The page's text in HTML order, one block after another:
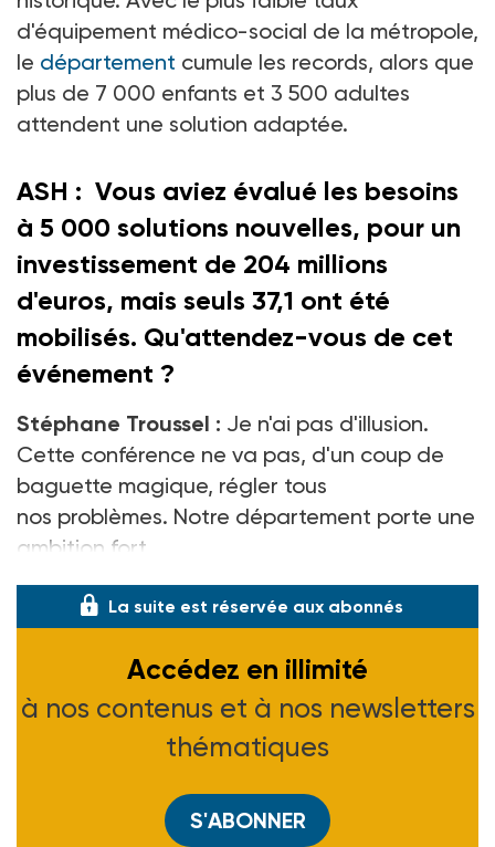
d'équipement médico-social de la métropole,
le département cumule les records, alors que
plus de 7 000 enfants et 3 500 adultes
attendent une solution adaptée.
ASH : Vous aviez évalué les besoins
à 5 000 solutions nouvelles, pour un
investissement de 204 millions
d'euros, mais seuls 37,1 ont été
mobilisés. Qu'attendez-vous de cet
événement ?
Stéphane Troussel : Je n'ai pas d'illusion.
Cette conférence ne va pas, d'un coup de
baguette magique, régler tous
nos problèmes. Notre département porte une
ambition fort
La suite est réservée aux abonnés
Accédez en illimité
à nos contenus et à nos newsletters
thématiques
S'ABONNER